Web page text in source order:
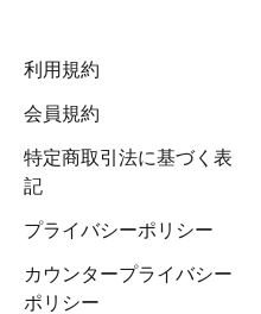
利用規約
会員規約
特定商取引法に基づく表
記
プライバシーポリシー
カウンタープライバシー
ポリシー